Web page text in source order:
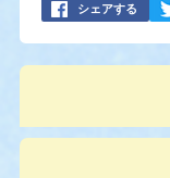
シェアする